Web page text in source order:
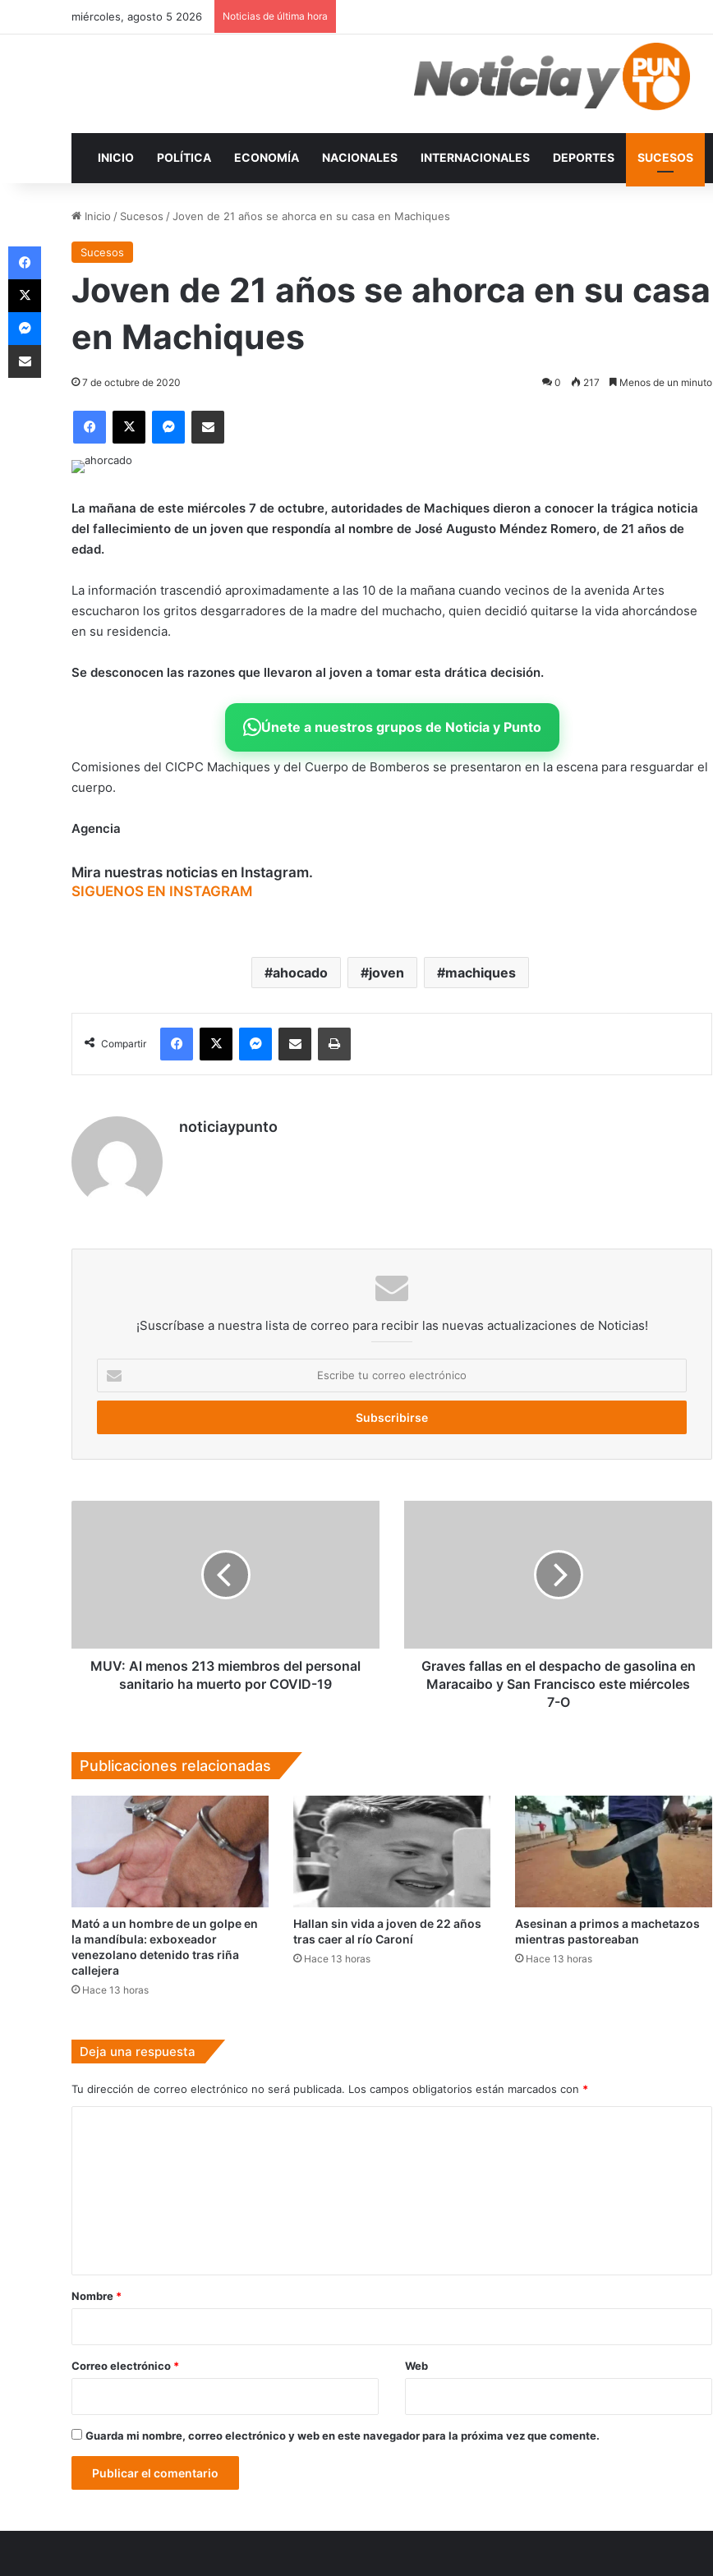
miércoles, agosto 5 2026 Noticias de última hora
INICIO POLÍTICA ECONOMÍA NACIONALES INTERNACIONALES DEPORTES SUCESOS
Inicio / Sucesos /Joven de 21 años se ahorca en su casa en Machiques
Sucesos
Joven de 21 años se ahorca en su casa
en Machiques
7 de octubre de 2020 0 217 Menos de un minuto
Facebook
X MessengerCompartir por correo electrónico
La mañana de este miércoles 7 de octubre, autoridades de Machiques dieron a conocer la trágica noticia
del fallecimiento de un joven que respondía al nombre de José Augusto Méndez Romero, de 21 años de
edad.
La información trascendió aproximadamente a las 10 de la mañana cuando vecinos de la avenida Artes
escucharon los gritos desgarradores de la madre del muchacho, quien decidió quitarse la vida ahorcándose
en su residencia.
Se desconocen las razones que llevaron al joven a tomar esta drática decisión.
Únete a nuestros grupos de Noticia y Punto
Comisiones del CICPC Machiques y del Cuerpo de Bomberos se presentaron en la escena para resguardar el
cuerpo.
Agencia
Mira nuestras noticias en Instagram.
SIGUENOS EN INSTAGRAM
ahocado joven machiques
Compartir
Facebook
X MessengerCompartir por correo electrónicoImprimir
noticiaypunto
¡Suscríbase a nuestra lista de correo para recibir las nuevas actualizaciones de Noticias!
correo
ha
muertoMUV: Al menos 213 miembros del personal
sanitario ha muerto por COVID-19
Maracaibo
Graves fallas en el despacho de gasolina en
Maracaibo y San Francisco este miércoles
7-O
Publicaciones relacionadas
Mató a un hombre de un golpe en
la mandíbula: exboxeador
venezolano detenido tras riña
callejera
Hace 13 horas
Hallan sin vida a joven de 22 años
tras caer al río Caroní
Hace 13 horas
Asesinan a primos a machetazos
mientras pastoreaban
Hace 13 horas
Deja una respuesta
Tu dirección de correo electrónico no será publicada. Los campos obligatorios están marcados con *
r
*
Nombre *
Correo electrónico * Web
Guarda mi nombre, correo electrónico y web en este navegador para la próxima vez que comente.
Facebook
X
Messenger
Compartir por correo electrónico